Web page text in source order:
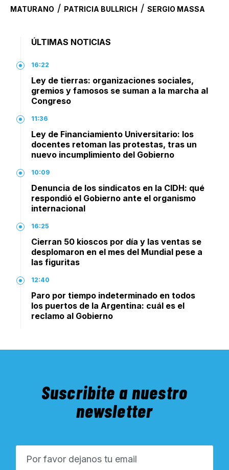
MATURANO / PATRICIA BULLRICH / SERGIO MASSA
ÚLTIMAS NOTICIAS
16:22
Ley de tierras: organizaciones sociales,
gremios y famosos se suman a la marcha al
Congreso
11:36
Ley de Financiamiento Universitario: los
docentes retoman las protestas, tras un
nuevo incumplimiento del Gobierno
10:09
Denuncia de los sindicatos en la CIDH: qué
respondió el Gobierno ante el organismo
internacional
16:25
Cierran 50 kioscos por día y las ventas se
desplomaron en el mes del Mundial pese a
las figuritas
12:40
Paro por tiempo indeterminado en todos
los puertos de la Argentina: cuál es el
reclamo al Gobierno
Suscribite a nuestro
newsletter